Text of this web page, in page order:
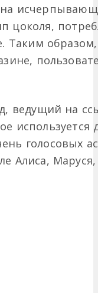
цоколя,
Таким
ведущий на
голосовых
Алиса,